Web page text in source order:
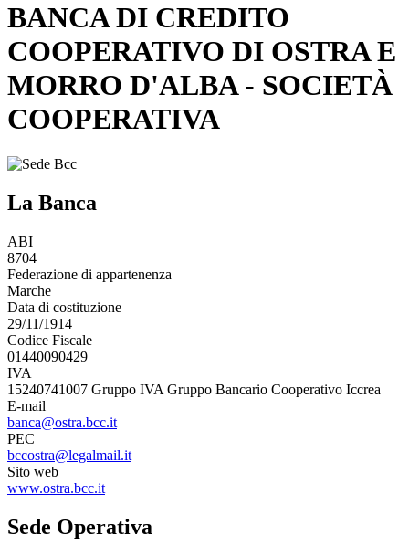
BANCA DI CREDITO
COOPERATIVO DI OSTRA E
MORRO D'ALBA - SOCIETÀ
COOPERATIVA
La Banca
ABI
8704
Federazione di appartenenza
Marche
Data di costituzione
29/11/1914
Codice Fiscale
01440090429
IVA
15240741007 Gruppo IVA Gruppo Bancario Cooperativo Iccrea
E-mail
banca@ostra.bcc.it
PEC
bccostra@legalmail.it
Sito web
www.ostra.bcc.it
Sede Operativa